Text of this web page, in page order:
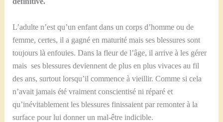
L’adulte n’est qu’un enfant dans un corps d’homme ou de
femme, certes, il a gagné en maturité mais ses blessures sont
toujours là enfouies. Dans la fleur de l’âge, il arrive à les gérer
mais ses blessures deviennent de plus en plus vivaces au fil
des ans, surtout lorsqu’il commence à vieillir. Comme si cela
n’avait jamais été vraiment conscientisé ni réparé et
qu’inévitablement les blessures finissaient par remonter à la
surface pour lui donner un mal-être indicible.